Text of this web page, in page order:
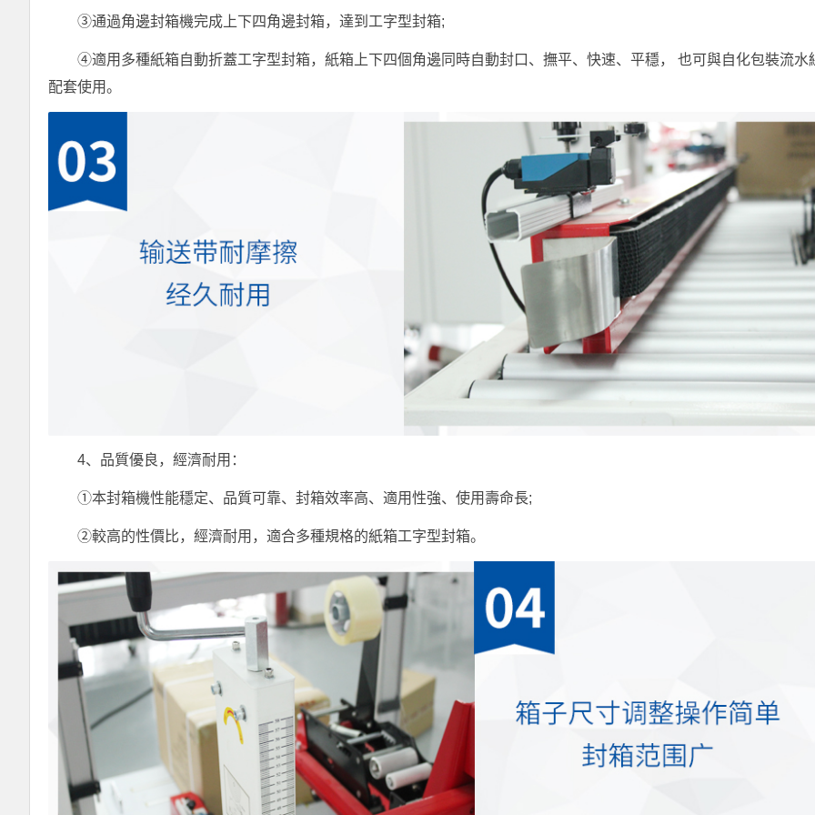
③通過角邊封箱機完成上下四角邊封箱，達到工字型封箱;
④適用多種紙箱自動折蓋工字型封箱，紙箱上下四個角邊同時自動封口、撫平、快速、平穩， 也可與自化包裝流水
配套使用。
4、品質優良，經濟耐用：
①本封箱機性能穩定、品質可靠、封箱效率高、適用性強、使用壽命長;
②較高的性價比，經濟耐用，適合多種規格的紙箱工字型封箱。